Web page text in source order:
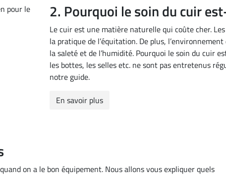
2. Pourquoi le soin du cuir
Le cuir est une matière naturelle qui coûte cher.
la pratique de l’équitation. De plus,
la saleté et de l’humidité. Pourquoi le soin du cuir
les bottes, les selles etc. ne sont pas entretenus
notre guide.
En savoir plus
on a le bon équipement. Nous allons vous expliquer quels